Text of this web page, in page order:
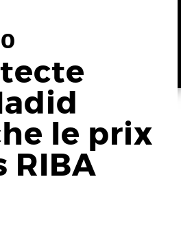
le prix
RIBA